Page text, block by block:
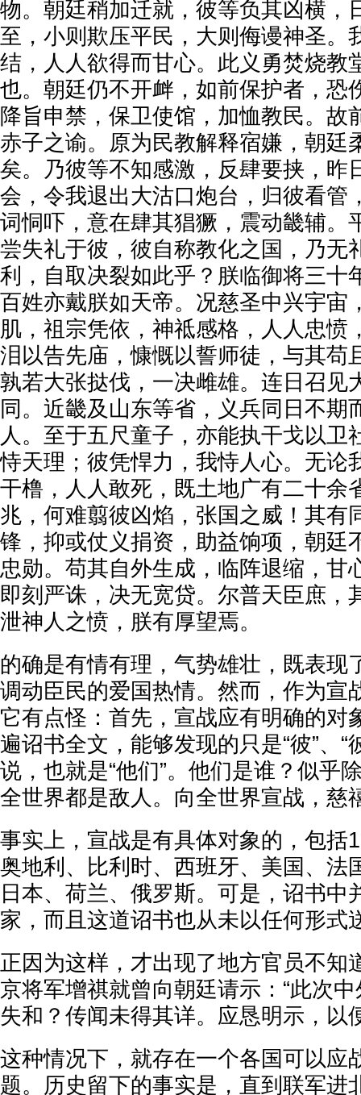
物。朝廷稍加迁就，彼等负其凶横，
至，小则欺压平民，大则侮谩神圣。
结，人人欲得而甘心。此义勇焚烧教
也。朝廷仍不开衅，如前保护者，恐
降旨申禁，保卫使馆，加恤教民。故
赤子之谕。原为民教解释宿嫌，朝廷
矣。乃彼等不知感激，反肆要挟，昨
会，令我退出大沽口炮台，归彼看管
词恫吓，意在肆其猖獗，震动畿辅。
尝失礼于彼，彼自称教化之国，乃无
利，自取决裂如此乎？朕临御将三十
百姓亦戴朕如天帝。况慈圣中兴宇宙
肌，祖宗凭依，神祗感格，人人忠愤
泪以告先庙，慷慨以誓师徒，与其苟
孰若大张挞伐，一决雌雄。连日召见
同。近畿及山东等省，义兵同日不期
人。至于五尺童子，亦能执干戈以卫
恃天理；彼凭悍力，我恃人心。无论
干橹，人人敢死，既土地广有二十余
兆，何难翦彼凶焰，张国之威！其有
锋，抑或仗义捐资，助益饷项，朝廷
忠勋。苟其自外生成，临阵退缩，甘
即刻严诛，决无宽贷。尔普天臣庶，
泄神人之愤，朕有厚望焉。
的确是有情有理，气势雄壮，既表现
调动臣民的爱国热情。然而，作为宣
它有点怪：首先，宣战应有明确的对
遍诏书全文，能够发现的只是“彼”、“
说，也就是“他们”。他们是谁？似乎
全世界都是敌人。向全世界宣战，慈
事实上，宣战是有具体对象的，包括
奥地利、比利时、西班牙、美国、法
日本、荷兰、俄罗斯。可是，诏书中
家，而且这道诏书也从未以任何形式
正因为这样，才出现了地方官员不知
京将军增祺就曾向朝廷请示：“此次
失和？传闻未得其详。应恳明示，
这种情况下，就存在一个各国可以应
题。历史留下的事实是，直到联军进